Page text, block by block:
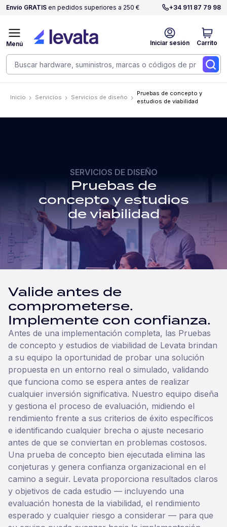
Envío GRATIS en pedidos superiores a 250 € +34 911 87 79 98
Iniciar sesión Carrito
Menú
Inicio Servicios Servicios de diseño
Pruebas de concepto y
estudios de viabilidad
SERVICIOS DE DISEÑO
Pruebas de
concepto y estudios
de viabilidad
Valide antes de
comprometerse.
Implemente con confianza.
Antes de una implementación completa, las Pruebas
de concepto y estudios de viabilidad de Levata brindan
a su equipo la oportunidad de probar una solución
propuesta en un entorno real o simulado, validando
que funciona como se espera antes de realizar
cualquier inversión significativa. Nuestro equipo diseña
y gestiona el proceso de evaluación, midiendo el
rendimiento frente a sus criterios de éxito específicos
e identificando cualquier brecha o ajuste necesario
antes de que se conviertan en problemas costosos.
Una prueba de concepto bien ejecutada elimina las
conjeturas y genera confianza organizacional en el
camino a seguir. Levata proporciona resultados claros
y objetivos de cada estudio — incluyendo una
evaluación honesta de la viabilidad, el rendimiento
esperado y cualquier riesgo a considerar — para que